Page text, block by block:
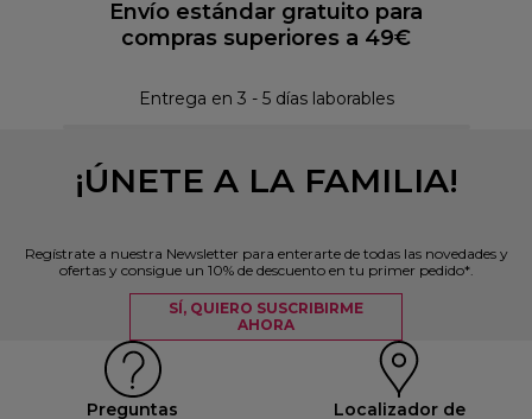
Envío estándar gratuito para
compras superiores a 49€
Entrega en 3 - 5 días laborables
¡ÚNETE A LA FAMILIA!
Regístrate a nuestra Newsletter para enterarte de todas las novedades y
ofertas y consigue un 10% de descuento en tu primer pedido*.
SÍ, QUIERO SUSCRIBIRME
AHORA
Preguntas
Localizador de